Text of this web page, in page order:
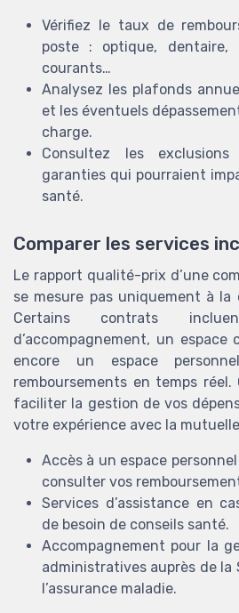
Vérifiez le taux de
poste : optique, dentaire,
courants…
Analysez les plafonds
et les éventuels
charge.
Consultez les
garanties qui pourraient
santé.
Comparer les services
Le rapport qualité-prix d’une
se mesure pas uniquement à la
Certains contrats
d’accompagnement, un espace
encore un espace
remboursements en temps réel.
faciliter la gestion de vos
votre expérience avec la
Accès à un espace
consulter vos
Services d’assistance en
de besoin de conseils santé.
Accompagnement pour la
administratives auprès de la
l’assurance maladie.